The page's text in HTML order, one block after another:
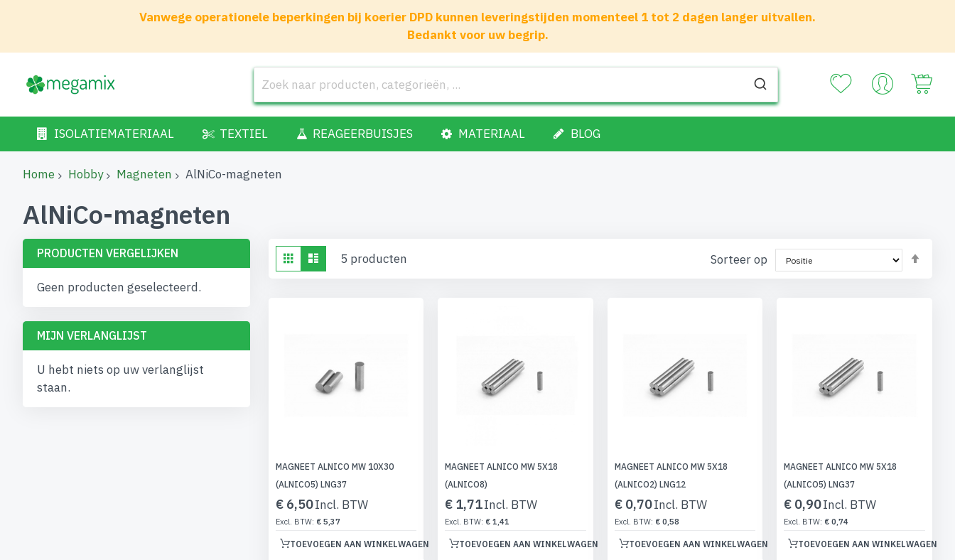
Vanwege operationele beperkingen bij koerier DPD kunnen leveringstijden momenteel 1 tot 2 dagen langer uitvallen.
Bedankt voor uw begrip.
ISOLATIEMATERIAAL TEXTIEL REAGEERBUISJES MATERIAAL BLOG
Home Hobby Magneten AlNiCo-magneten
AlNiCo-magneten
Tonen
als
Foto-
tabel
Lijst5 producten Sorteer op
MAGNEET ALNICO MW 10X30
(ALNICO5) LNG37
€ 6,50
€ 5,37
TOEVOEGEN AAN WINKELWAGEN
MAGNEET ALNICO MW 5X18
(ALNICO8)
€ 1,71
€ 1,41
TOEVOEGEN AAN WINKELWAGEN
MAGNEET ALNICO MW 5X18
(ALNICO2) LNG12
€ 0,70
€ 0,58
TOEVOEGEN AAN WINKELWAGEN
MAGNEET ALNICO MW 5X18
(ALNICO5) LNG37
€ 0,90
€ 0,74
TOEVOEGEN AAN WINKELWAGEN
PRODUCTEN VERGELIJKEN
Geen producten geselecteerd.
MIJN VERLANGLIJST
U hebt niets op uw verlanglijst
staan.